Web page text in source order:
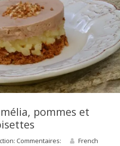
pommes et
Commentaires:
French